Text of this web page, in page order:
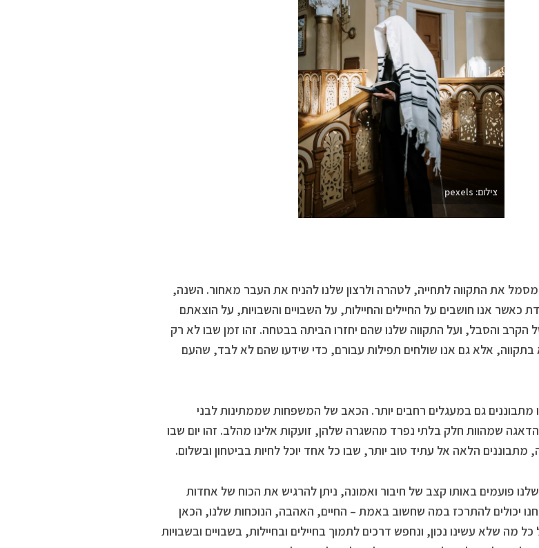
צילום: pexels
מסמל את התקווה לתחייה, לטהרה ולרצון שלנו להניח את העבר מאחור. השנה,
אנו חושבים על החיילים והחיילות, על השבויים והשבויות, על הוצאתם
והסבל, ועל התקווה שלנו שהם יחזרו הביתה בבטחה. זהו זמן שבו לא רק
אלא גם אנו שולחים תפילות עבורם, כדי שידעו שהם לא לבד, שהעם
מתבוננים גם במעגלים רחבים יותר. הכאב של המשפחות שממתינות לבני
שמהוות חלק בלתי נפרד מהשגרה שלהן, זועקות אלינו מהלב. זהו יום שבו
הלאה אל עתיד טוב יותר, שבו כל אחד יוכל לחיות בביטחון ובשלום.
פועמים באותו קצב של חיבור ואמונה, ניתן להרגיש את הכוח של אחדות
יכולים להתרכז במה שחשוב באמת – החיים, האהבה, הנוכחות שלנו, הכאן
מה שלא עשינו נכון, ונחפש דרכים לתמוך בחיילים ובחיילות, בשבויים ובשבויות